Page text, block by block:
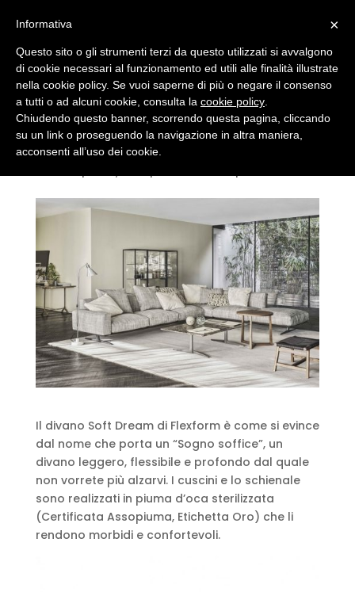
Soft Dream di Flexform,
l’apoteosi del comfort
daCiro|Dic 7, 2021|Ultime novità|0 commenti
Il divano Soft Dream di Flexform è come si evince
dal nome che porta un “Sogno soffice”, un
divano leggero, flessibile e profondo dal quale
non vorrete più alzarvi. I cuscini e lo schienale
sono realizzati in piuma d’oca sterilizzata
(Certificata Assopiuma, Etichetta Oro) che li
rendono morbidi e confortevoli.
×
Informativa
Questo sito o gli strumenti terzi da questo utilizzati si avvalgono
di cookie necessari al funzionamento ed utili alle finalità illustrate
nella cookie policy. Se vuoi saperne di più o negare il consenso
a tutti o ad alcuni cookie, consulta la cookie policy
Chiudendo questo banner, scorrendo questa pagina, cliccando
su un link o proseguendo la navigazione in altra maniera,
acconsenti all’uso dei cookie.